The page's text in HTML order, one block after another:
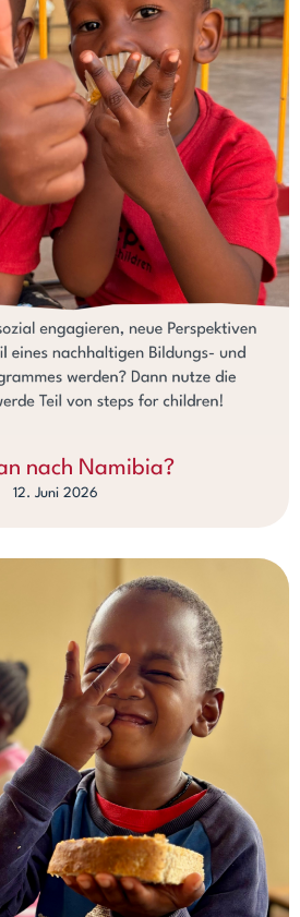
nach Namibia?
12. Juni 2026